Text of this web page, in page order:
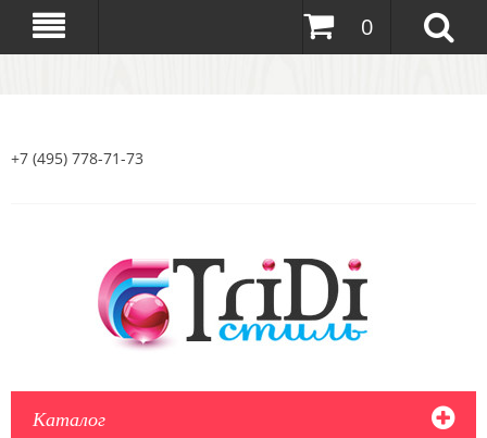
0
+7 (495) 778-71-73
Каталог